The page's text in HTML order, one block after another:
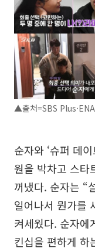
▲출처=SBS Plus·ENA
순자와 ‘슈퍼 데
원을 박차고 스타
꺼냈다. 순자는 “
일어나서 뭔가를
켜세웠다. 순자에
킨십을 편하게 하